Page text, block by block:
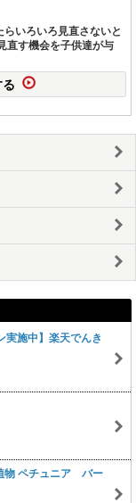
いろいろ見直さないと
直す機会を子供達が与
実施中】楽天でんき
物 ペチュニア バー